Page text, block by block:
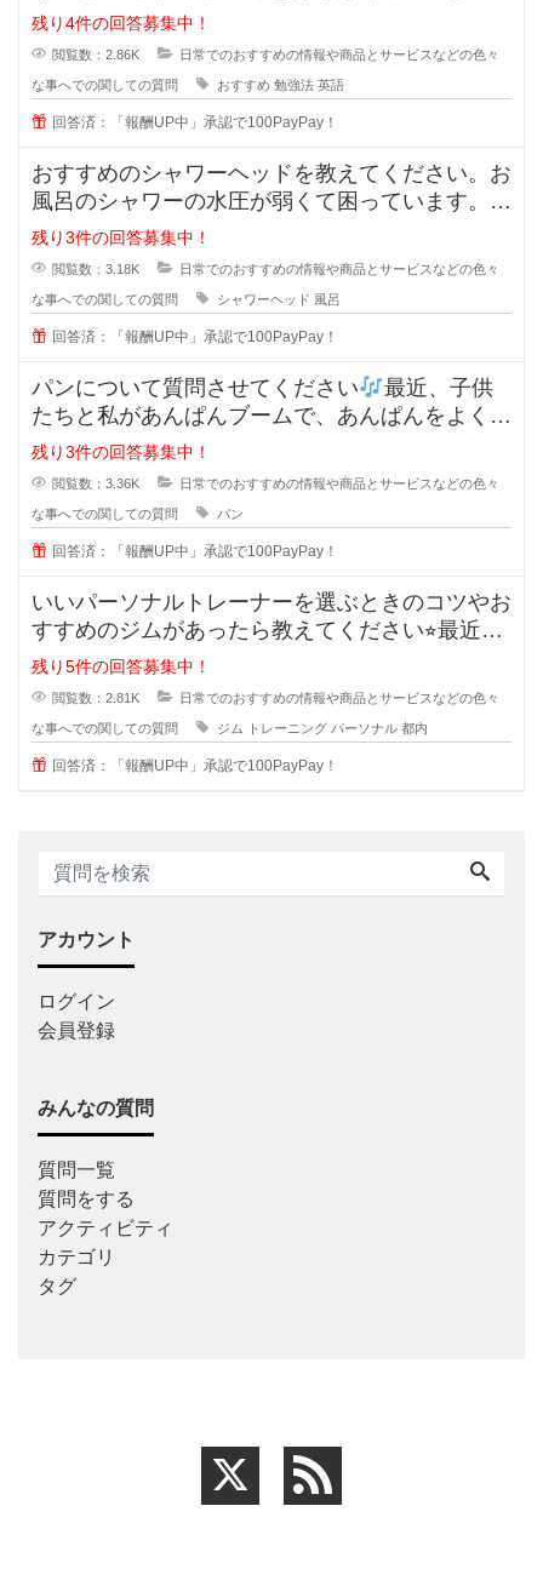
ーキング及びリスニングスキルが必
残り4件の回答募集中！
閲覧数：2.86K 日常でのおすすめの情報や商品とサービスなどの色々
な事へでの関しての質問 おすすめ 勉強法 英語
回答済：「報酬UP中」承認で100PayPay！
おすすめのシャワーヘッドを教えてください。お
風呂のシャワーの水圧が弱くて困っています。最
近ではミラブルやリファなど値段が
残り3件の回答募集中！
閲覧数：3.18K 日常でのおすすめの情報や商品とサービスなどの色々
な事へでの関しての質問 シャワーヘッド 風呂
回答済：「報酬UP中」承認で100PayPay！
パンについて質問させてください
最近、子供
たちと私があんぱんブームで、あんぱんをよく購
入するようになった
残り3件の回答募集中！
閲覧数：3.36K 日常でのおすすめの情報や商品とサービスなどの色々
な事へでの関しての質問 パン
回答済：「報酬UP中」承認で100PayPay！
いいパーソナルトレーナーを選ぶときのコツやお
すすめのジムがあったら教えてください⭐︎最近は
ダイエットやボデ
残り5件の回答募集中！
閲覧数：2.81K 日常でのおすすめの情報や商品とサービスなどの色々
な事へでの関しての質問 ジム トレーニング パーソナル 都内
回答済：「報酬UP中」承認で100PayPay！
アカウント
ログイン
会員登録
みんなの質問
質問一覧
質問をする
アクティビティ
カテゴリ
タグ